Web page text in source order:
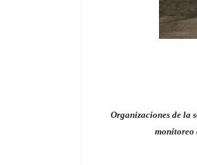
Organizaciones de la
monitoreo